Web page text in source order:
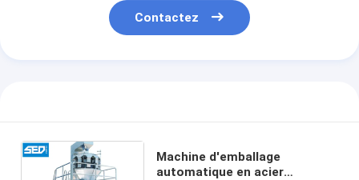
Contactez
Machine d'emballage
automatique en acier